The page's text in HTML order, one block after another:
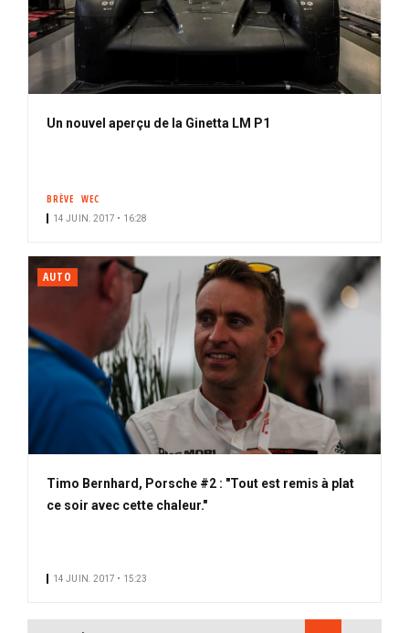
Un nouvel aperçu de la Ginetta LM P1
BRÈVE WEC
14 JUIN. 2017 • 16:28
AUTO
Timo Bernhard, Porsche #2 : "Tout est remis à plat
ce soir avec cette chaleur."
14 JUIN. 2017 • 15:23